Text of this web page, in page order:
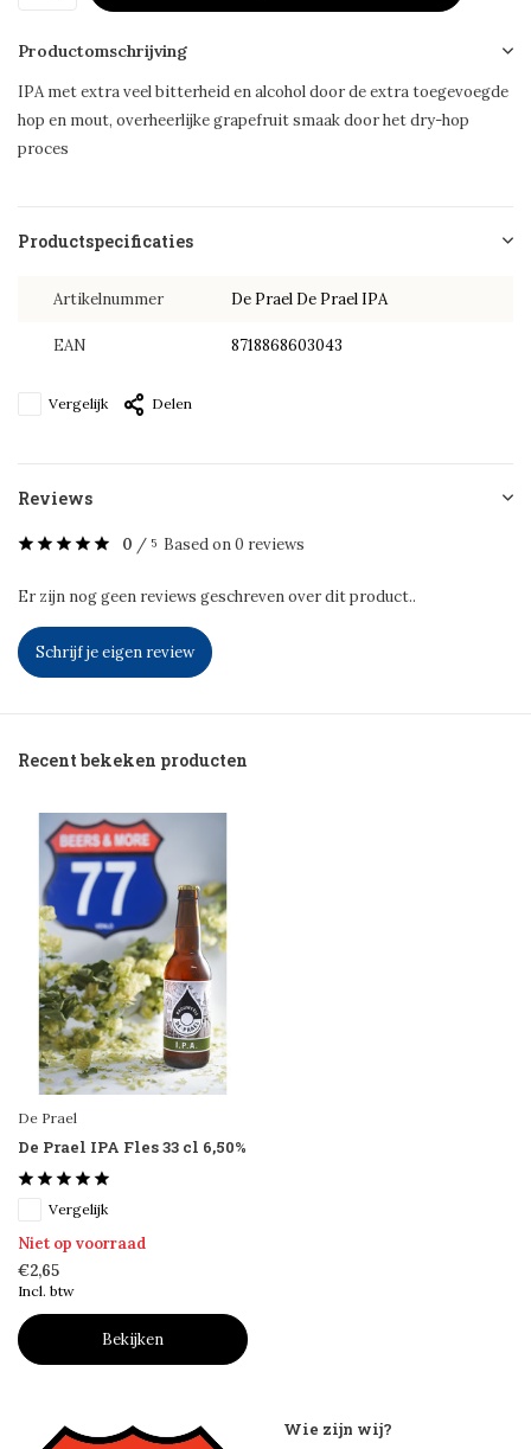
Productomschrijving
IPA met extra veel bitterheid en alcohol door de extra toegevoegde
hop en mout, overheerlijke grapefruit smaak door het dry-hop
proces
Productspecificaties
Artikelnummer De Prael De Prael IPA
EAN 8718868603043
Vergelijk Delen
Reviews
0 / 5 Based on 0 reviews
Er zijn nog geen reviews geschreven over dit product..
Schrijf je eigen review
Recent bekeken producten
De Prael
De Prael IPA Fles 33 cl 6,50%
Vergelijk
Niet op voorraad
€2,65
Incl. btw
Bekijken
Wie zijn wij?